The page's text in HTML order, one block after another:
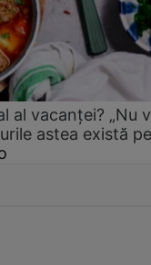
al vacanței? „Nu
astea există